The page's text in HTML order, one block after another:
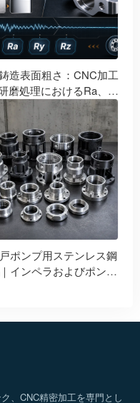
造表面粗さ：CNC加工
磨処理におけるRa、
Ry、Rzの比較
ポンプ用ステンレス鋼
インペラおよびポンプ
、CNC精密加工を専門とし